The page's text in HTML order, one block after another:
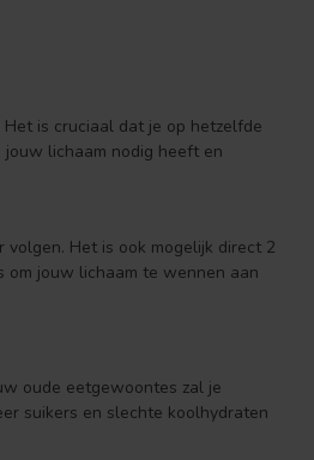
is cruciaal dat je op hetzelfde
lichaam nodig heeft en
Het is ook mogelijk direct 2
jouw lichaam te wennen aan
oude eetgewoontes zal je
suikers en slechte koolhydraten